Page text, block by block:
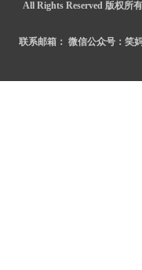
All Rights Reserved 版权
联系邮箱： 微信公众号：笑